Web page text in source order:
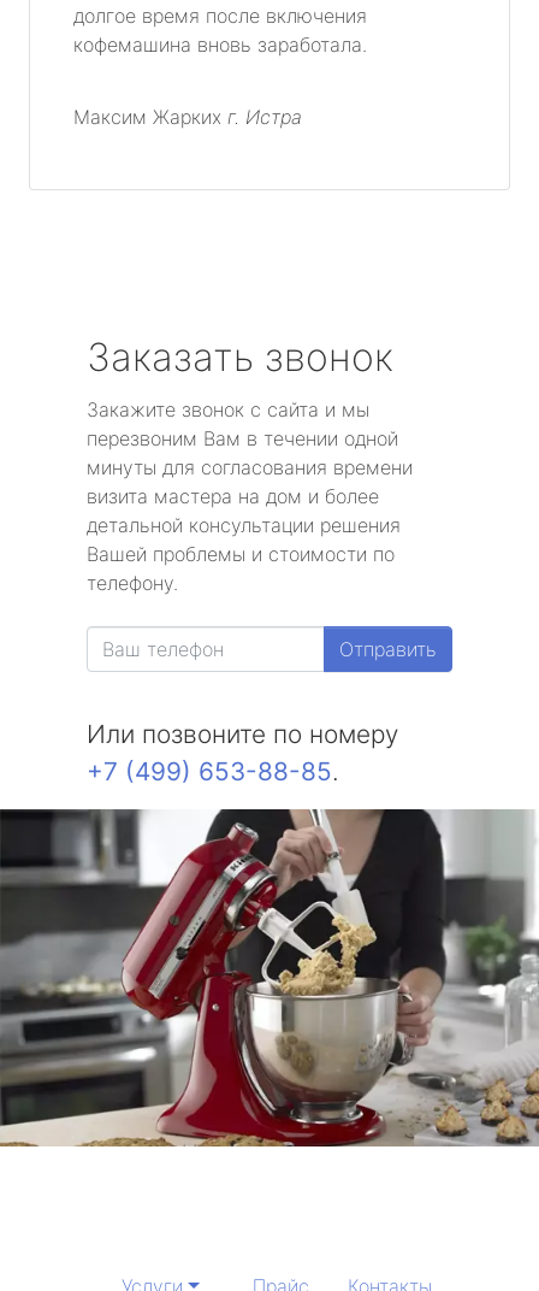
долгое время после включения
кофемашина вновь заработала.
Максим Жарких г. Истра
Заказать звонок
Закажите звонок с сайта и мы
перезвоним Вам в течении одной
минуты для согласования времени
визита мастера на дом и более
детальной консультации решения
Вашей проблемы и стоимости по
телефону.
Отправить
Или позвоните по номеру
+7 (499) 653-88-85.